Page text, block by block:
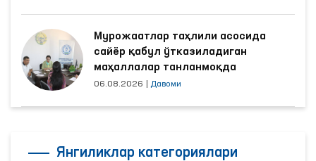
Мурожаатлар таҳлили асосида
сайёр қабул ўтказиладиган
маҳаллалар танланмоқда
06.08.2026 Давоми
Янгиликлар категориялари